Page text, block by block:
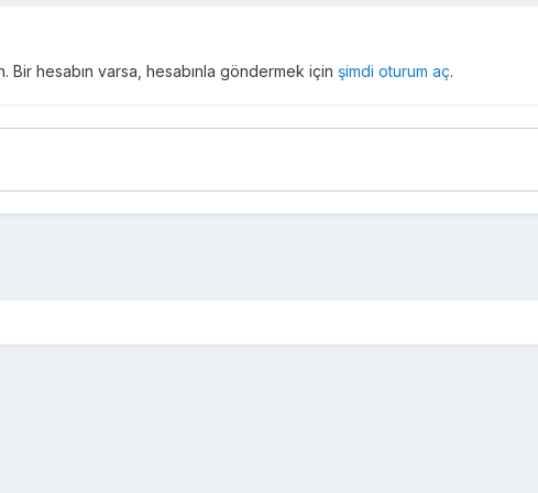
Bir hesabın varsa, hesabınla göndermek için şimdi oturum aç.